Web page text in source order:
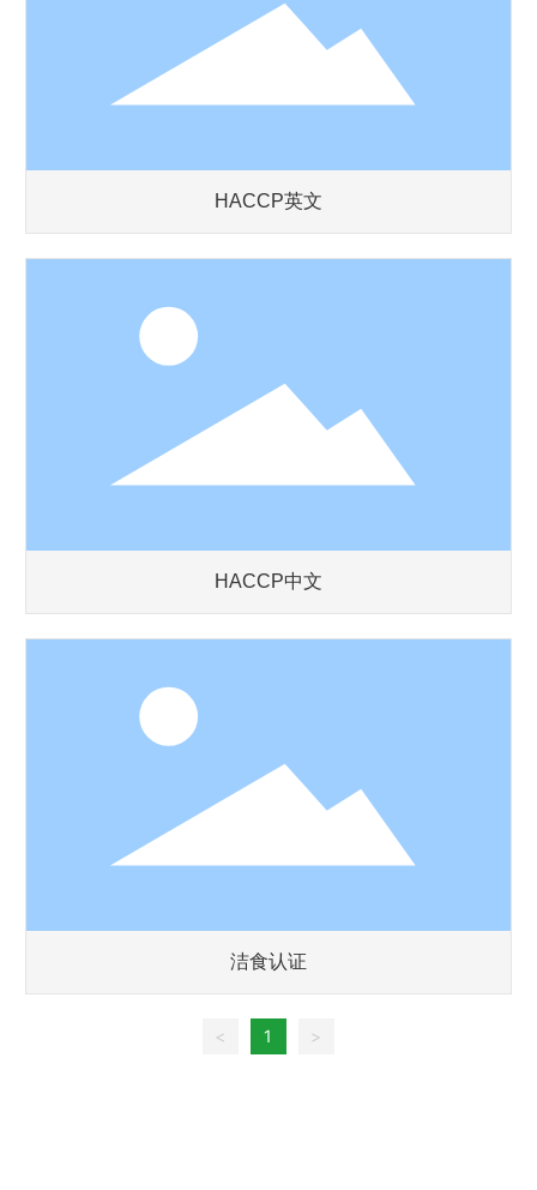
HACCP英文
HACCP中文
洁食认证
< 1 >